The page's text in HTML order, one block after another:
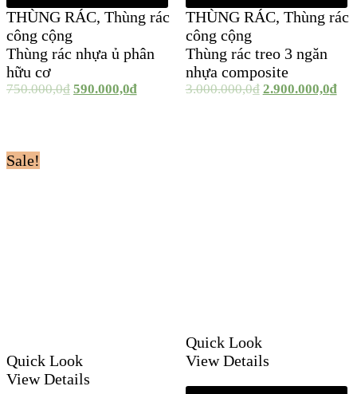
THÙNG RÁC, Thùng rác
công cộng
Thùng rác nhựa ủ phân
hữu cơ
750.000,0₫ 590.000,0₫
THÙNG RÁC, Thùng rác
công cộng
Thùng rác treo 3 ngăn
nhựa composite
3.000.000,0₫ 2.900.000,0₫
Sale!
Quick Look
View Details
Quick Look
View Details